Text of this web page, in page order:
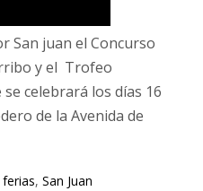
San juan el Concurso
y el Trofeo
se celebrará los días 16
de la Avenida de
ferias, San Juan